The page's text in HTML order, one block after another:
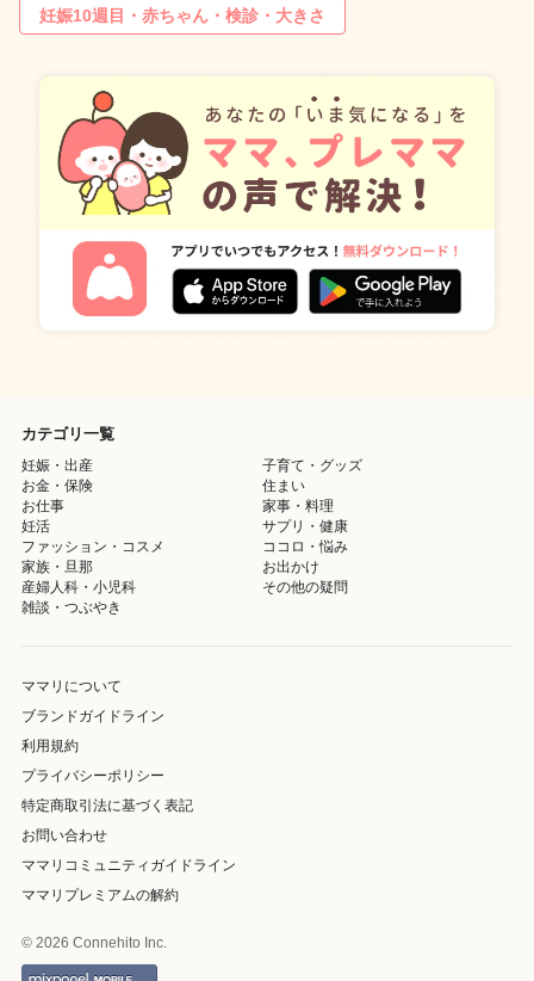
妊娠10週目・赤ちゃん・検診・大きさ
カテゴリ一覧
妊娠・出産
子育て・グッズ
お金・保険
住まい
お仕事
家事・料理
妊活
サプリ・健康
ファッション・コスメ
ココロ・悩み
家族・旦那
お出かけ
産婦人科・小児科
その他の疑問
雑談・つぶやき
ママリについて
ブランドガイドライン
利用規約
プライバシーポリシー
特定商取引法に基づく表記
お問い合わせ
ママリコミュニティガイドライン
ママリプレミアムの解約
© 2026 Connehito Inc.